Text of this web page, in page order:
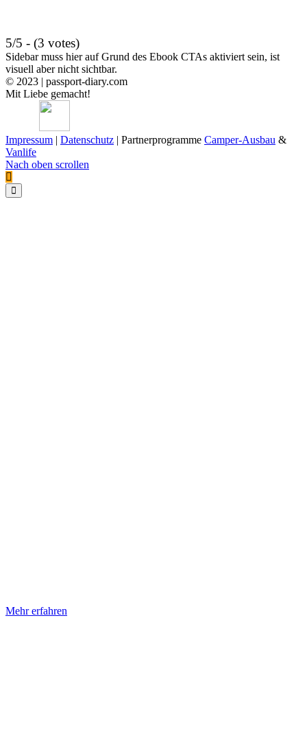
5/5 - (3 votes)
Sidebar muss hier auf Grund des Ebook CTAs aktiviert sein, ist
visuell aber nicht sichtbar.
© 2023 | passport-diary.com
Mit Liebe gemacht!
Impressum | Datenschutz | Partnerprogramme Camper-Ausbau &
Vanlife
Nach oben scrollen
Mehr erfahren